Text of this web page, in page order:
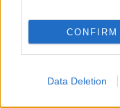
CONFIRM
Data Deletion